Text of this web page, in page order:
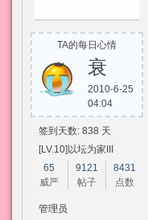
TA的每日心情
衰
2010-6-25
04:04
签到天数: 838 天
[LV.10]以坛为家III
65
威严
9121
帖子
8431
点数
管理员